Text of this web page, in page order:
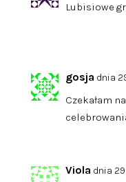
Lubisiowe
gosja dnia
Czekałam
Viola dnia